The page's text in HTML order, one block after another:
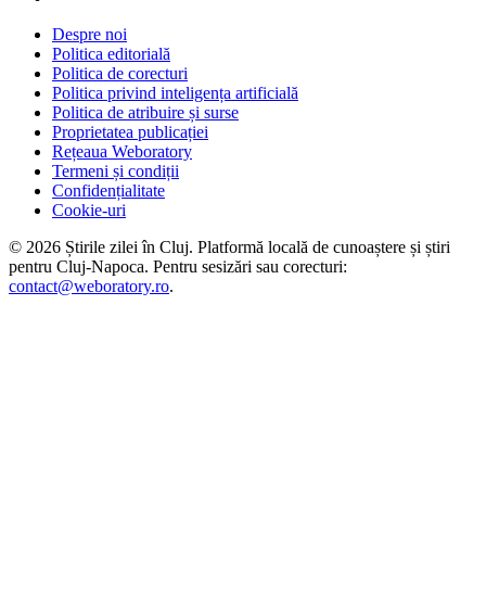
Despre noi
Politica editorială
Politica de corecturi
Politica privind inteligența artificială
Politica de atribuire și surse
Proprietatea publicației
Rețeaua Weboratory
Termeni și condiții
Confidențialitate
Cookie-uri
© 2026 Știrile zilei în Cluj. Platformă locală de cunoaștere și știri
pentru Cluj-Napoca. Pentru sesizări sau corecturi:
contact@weboratory.ro.